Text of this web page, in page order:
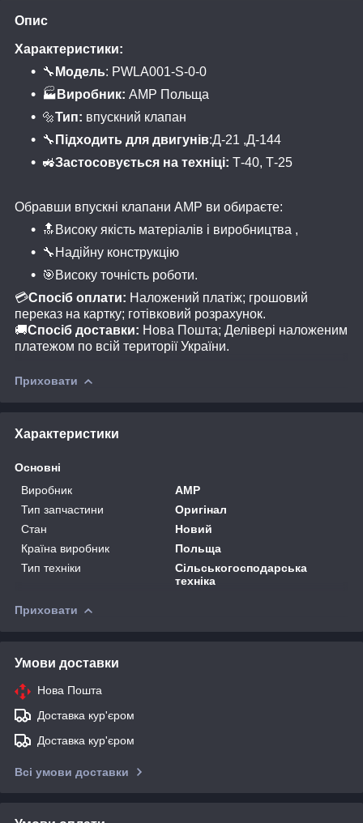
Опис
Характеристики:
🔧 Модель: PWLA001-S-0-0
🏭 Виробник: АМP Польща
🔩Тип: впускний клапан
🔧 Підходить для двигунів:Д-21 ,Д-144
🚜Застосовується на техніці: Т-40, Т-25
Обравши впускні клапани AMP ви обираєте:
🔝Високу якість матеріалів і виробництва ,
🔧Надійну конструкцію
🎯Високу точність роботи.
💳Спосіб оплати: Наложений платіж; грошовий
переказ на картку; готівковий розрахунок.
🚚Спосіб доставки: Нова Пошта; Делівері наложеним
платежом по всій території України.
Приховати
Характеристики
Основні
Виробник
AMP
Тип запчастини
Оригінал
Стан
Новий
Країна виробник
Польща
Тип техніки
Сільськогосподарська
техніка
Приховати
Умови доставки
Нова Пошта
Доставка кур'єром
Доставка кур'єром
Всі умови доставки